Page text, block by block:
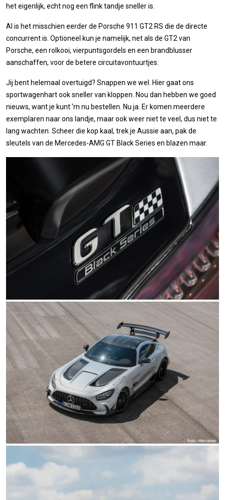
het eigenlijk, echt nog een flink tandje sneller is.
Al is het misschien eerder de Porsche 911 GT2 RS die de directe
concurrent is. Optioneel kun je namelijk, net als de GT2 van
Porsche, een rolkooi, vierpuntsgordels en een brandblusser
aanschaffen, voor de betere circuitavontuurtjes.
Jij bent helemaal overtuigd? Snappen we wel. Hier gaat ons
sportwagenhart ook sneller van kloppen. Nou dan hebben we goed
nieuws, want je kunt ‘m nu bestellen. Nu ja. Er komen meerdere
exemplaren naar ons landje, maar ook weer niet te veel, dus niet te
lang wachten. Scheer die kop kaal, trek je Aussie aan, pak de
sleutels van de Mercedes-AMG GT Black Series en blazen maar.